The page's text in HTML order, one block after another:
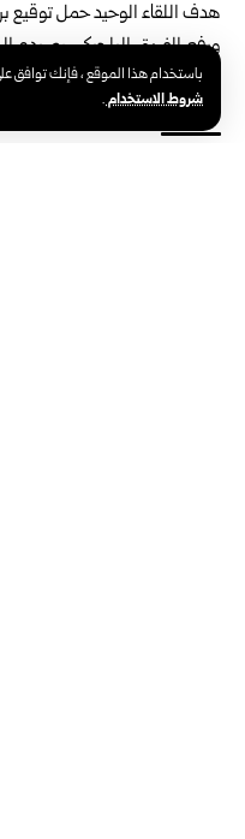
باستخدام هذا الموقع ، فإنك توافق
شروط الاستخدام.
هدف اللقاء الوحيد حمل توقيع
تراجع غلطة سراي للمركز التاسع